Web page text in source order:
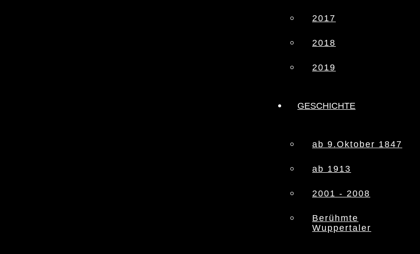
2017
2018
2019
GESCHICHTE
ab 9.Oktober 1847
ab 1913
2001 - 2008
Berühmte
Wuppertaler